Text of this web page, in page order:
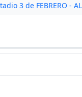
3 de FEBRERO -